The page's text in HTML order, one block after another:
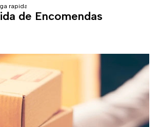
rapida de encomendas
de Encomendas